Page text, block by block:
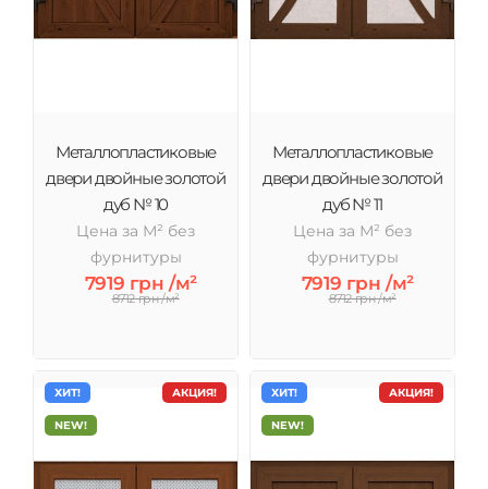
Металлопластиковые
двери двойные золотой
дуб № 10
Цена за М² без
фурнитуры
7919 грн /м²
8712 грн /м²
Металлопластиковые
двери двойные золотой
дуб № 11
Цена за М² без
фурнитуры
7919 грн /м²
8712 грн /м²
АКЦИЯ!
ХИТ!
NEW!
АКЦИЯ!
ХИТ!
NEW!